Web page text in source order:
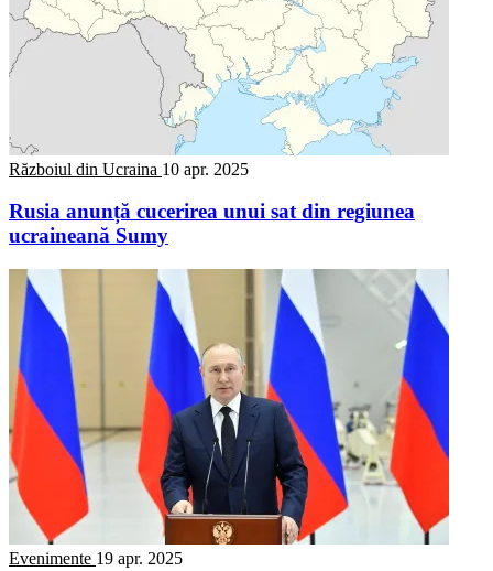
Războiul din Ucraina 10 apr. 2025
Rusia anunță cucerirea unui sat din regiunea
ucraineană Sumy
Evenimente 19 apr. 2025